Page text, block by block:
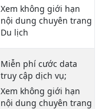
Xem không giới hạn
nội dung chuyên trang
Du lịch
Miễn phí cước data
truy cập dịch vụ;
Xem không giới hạn
nội dung chuyên trang